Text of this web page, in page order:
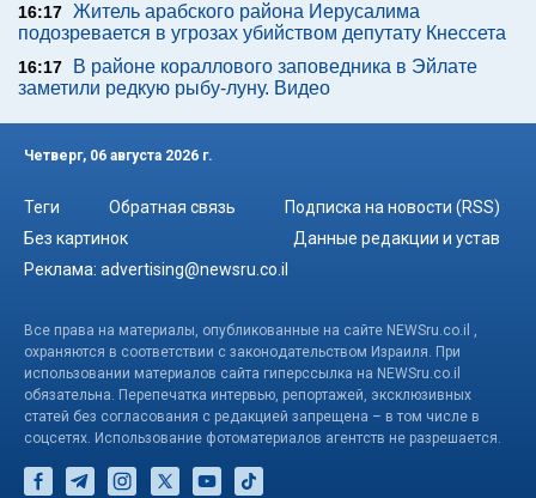
16:17 Житель арабского района Иерусалима
подозревается в угрозах убийством депутату Кнессета
16:17
В районе кораллового заповедника в Эйлате
заметили редкую рыбу-луну. Видео
Четверг, 06 августа 2026 г.
Теги Обратная связь
Подписка на новости (RSS)
Без картинок
Данные редакции и устав
Реклама: advertising@newsru.co.il
Все права на материалы, опубликованные на сайте NEWSru.co.il ,
охраняются в соответствии с законодательством Израиля. При
использовании материалов сайта гиперссылка на NEWSru.co.il
обязательна. Перепечатка интервью, репортажей, эксклюзивных
статей без согласования с редакцией запрещена – в том числе в
соцсетях. Использование фотоматериалов агентств не разрешается.